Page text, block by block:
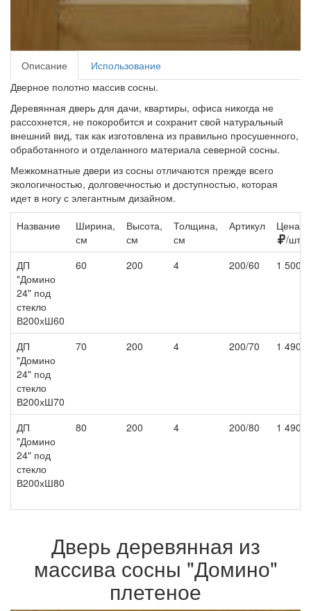
Описание
Использование
Дверное полотно массив сосны.
Деревянная дверь для дачи, квартиры, офиса никогда не
рассохнется, не покоробится и сохранит свой натуральный
внешний вид, так как изготовлена из правильно просушенного,
обработанного и отделанного материала северной сосны.
Межкомнатные двери из сосны отличаются прежде всего
экологичностью, долговечностью и доступностью, которая
идет в ногу с элегантным дизайном.
Название
Ширина,
см
Высота,
см
Толщина,
см
Артикул
Цена,
/шт
ДП
"Домино
24" под
стекло
В200хШ60
60 200 4 200/60 1 500
ДП
"Домино
24" под
стекло
В200хШ70
70 200 4 200/70 1 490
ДП
"Домино
24" под
стекло
В200хШ80
80 200 4 200/80 1 490
Дверь деревянная из
массива сосны "Домино"
плетеное